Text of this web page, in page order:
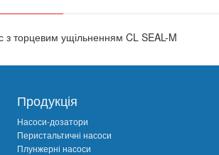
Продукція
Насоси-дозатори
Перистальтичні насоси
Плунжерні насоси